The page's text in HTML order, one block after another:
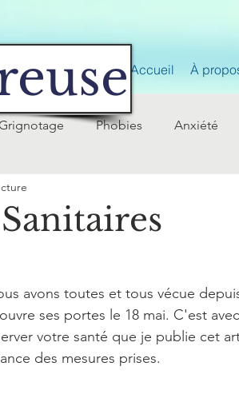
Accueil À
Phobies Anxiété
avons toutes et tous vécue
ses portes le 18 mai. C'est
votre santé que je publie cet
des mesures prises.